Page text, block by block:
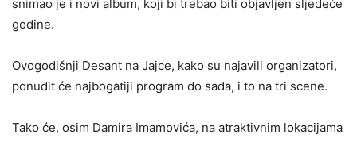
snimao je i novi album, koji bi trebao biti objavljen sljedeće
godine.
Ovogodišnji Desant na Jajce, kako su najavili organizatori,
ponudit će najbogatiji program do sada, i to na tri scene.
Tako će, osim Damira Imamovića, na atraktivnim lokacijama